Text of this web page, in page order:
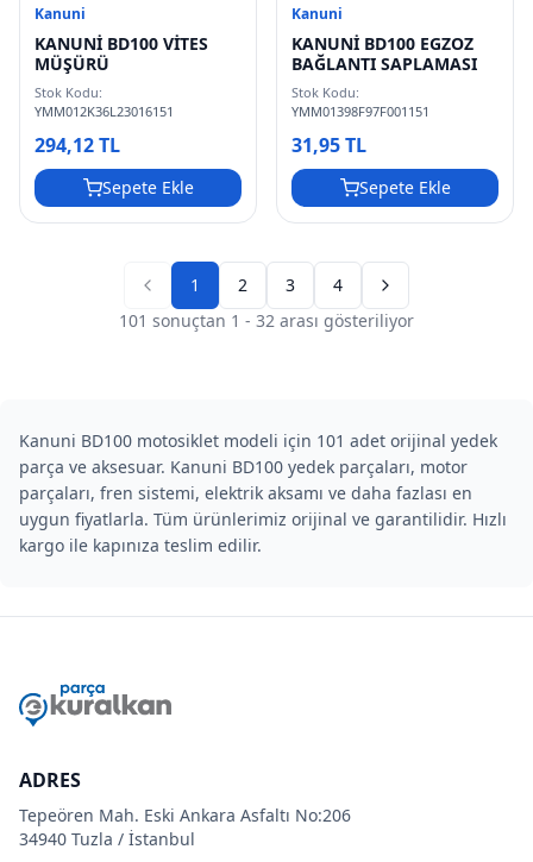
Kanuni
KANUNİ BD100 VİTES
MÜŞÜRÜ
Stok Kodu:
YMM012K36L23016151
294,12 TL
Sepete Ekle
Kanuni
KANUNİ BD100 EGZOZ
BAĞLANTI SAPLAMASI
Stok Kodu:
YMM01398F97F001151
31,95 TL
Sepete Ekle
Previous page
1 2 3 4
Next page
101 sonuçtan 1 - 32 arası gösteriliyor
Kanuni BD100 motosiklet modeli için 101 adet orijinal yedek
parça ve aksesuar. Kanuni BD100 yedek parçaları, motor
parçaları, fren sistemi, elektrik aksamı ve daha fazlası en
uygun fiyatlarla. Tüm ürünlerimiz orijinal ve garantilidir. Hızlı
kargo ile kapınıza teslim edilir.
ADRES
Tepeören Mah. Eski Ankara Asfaltı No:206
34940 Tuzla / İstanbul